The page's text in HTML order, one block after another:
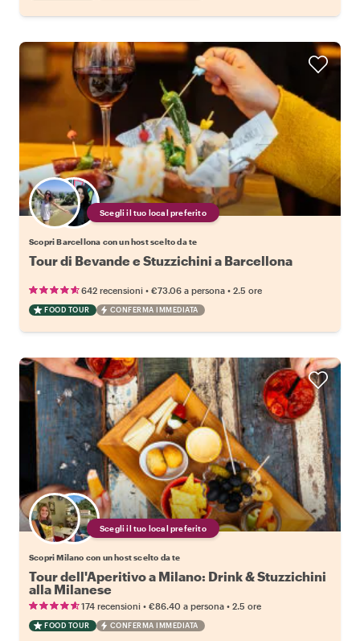
Scegli il tuo local preferito
Scopri Barcellona con un host scelto da te
Tour di Bevande e Stuzzichini a Barcellona
642 recensioni • €73.06 a persona • 2.5 ore
FOOD TOUR CONFERMA IMMEDIATA
Scegli il tuo local preferito
Scopri Milano con un host scelto da te
Tour dell'Aperitivo a Milano: Drink & Stuzzichini
alla Milanese
174 recensioni • €86.40 a persona • 2.5 ore
FOOD TOUR CONFERMA IMMEDIATA